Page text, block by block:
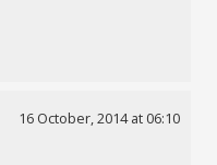
16 October, 2014 at 06:10